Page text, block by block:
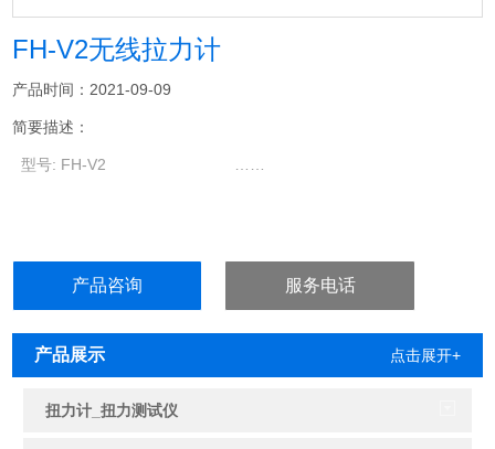
FH-V2无线拉力计
产品时间：2021-09-09
简要描述：
型号: FH-V2 ……
产品咨询 服务电话
产品展示 点击展开+
扭力计_扭力测试仪